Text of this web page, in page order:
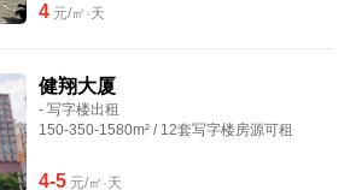
4元/㎡·天
健翔大厦
- 写字楼出租
150-350-1580m² / 12套写字楼房源可租
4-5元/㎡·天